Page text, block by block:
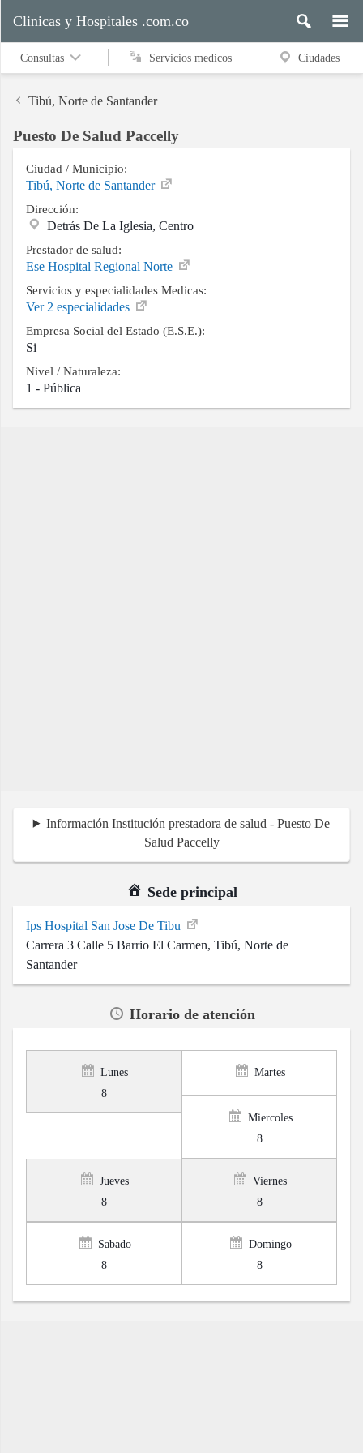
medicos
Ciudades
Buscar
Contacto
Clinicas y Hospitales .com.co
Consultas Servicios medicos Ciudades
Tibú, Norte de Santander
Puesto De Salud Paccelly
Ciudad / Municipio:
Tibú, Norte de Santander
Dirección:
Detrás De La Iglesia, Centro
Prestador de salud:
Ese Hospital Regional Norte
Servicios y especialidades Medicas:
Ver 2 especialidades
Empresa Social del Estado (E.S.E.):
Si
Nivel / Naturaleza:
1 - Pública
Información Institución prestadora de salud - Puesto De
Salud Paccelly
Sede principal
Ips Hospital San Jose De Tibu
Carrera 3 Calle 5 Barrio El Carmen, Tibú, Norte de
Santander
Horario de atención
Lunes
8
Martes
Miercoles
8
Jueves
8
Viernes
8
Sabado
8
Domingo
8